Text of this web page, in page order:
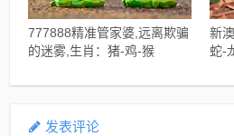
777888精准管家婆,远离欺骗
的迷雾,生肖：猪-鸡-猴
新
蛇-
发表评论